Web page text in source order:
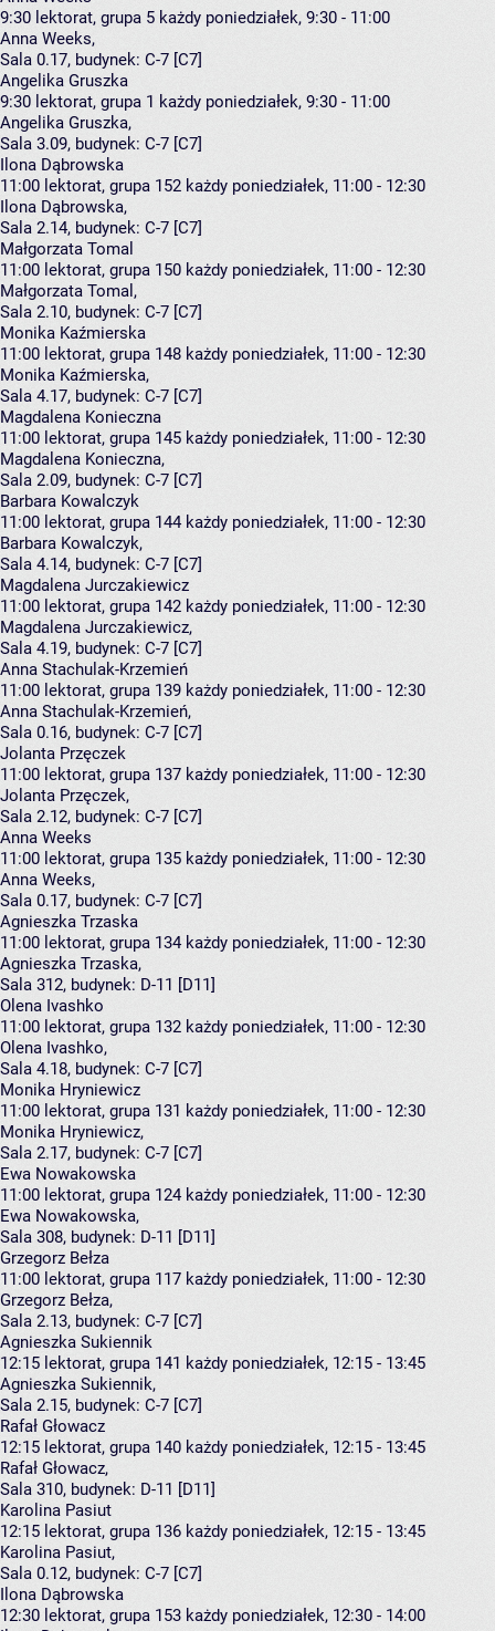
9:30 lektorat, grupa 5 każdy poniedziałek, 9:30 - 11:00
Anna Weeks,
Sala 0.17, budynek: C-7 [C7]
Angelika Gruszka
9:30 lektorat, grupa 1 każdy poniedziałek, 9:30 - 11:00
Angelika Gruszka,
Sala 3.09, budynek: C-7 [C7]
Ilona Dąbrowska
11:00 lektorat, grupa 152 każdy poniedziałek, 11:00 - 12:30
Ilona Dąbrowska,
Sala 2.14, budynek: C-7 [C7]
Małgorzata Tomal
11:00 lektorat, grupa 150 każdy poniedziałek, 11:00 - 12:30
Małgorzata Tomal ,
Sala 2.10, budynek: C-7 [C7]
Monika Kaźmierska
11:00 lektorat, grupa 148 każdy poniedziałek, 11:00 - 12:30
Monika Kaźmierska,
Sala 4.17, budynek: C-7 [C7]
Magdalena Konieczna
11:00 lektorat, grupa 145 każdy poniedziałek, 11:00 - 12:30
Magdalena Konieczna,
Sala 2.09, budynek: C-7 [C7]
Barbara Kowalczyk
11:00 lektorat, grupa 144 każdy poniedziałek, 11:00 - 12:30
Barbara Kowalczyk,
Sala 4.14, budynek: C-7 [C7]
Magdalena Jurczakiewicz
11:00 lektorat, grupa 142 każdy poniedziałek, 11:00 - 12:30
Magdalena Jurczakiewicz,
Sala 4.19, budynek: C-7 [C7]
Anna Stachulak-Krzemień
11:00 lektorat, grupa 139 każdy poniedziałek, 11:00 - 12:30
Anna Stachulak-Krzemień,
Sala 0.16, budynek: C-7 [C7]
Jolanta Przęczek
11:00 lektorat, grupa 137 każdy poniedziałek, 11:00 - 12:30
Jolanta Przęczek,
Sala 2.12, budynek: C-7 [C7]
Anna Weeks
11:00 lektorat, grupa 135 każdy poniedziałek, 11:00 - 12:30
Anna Weeks,
Sala 0.17, budynek: C-7 [C7]
Agnieszka Trzaska
11:00 lektorat, grupa 134 każdy poniedziałek, 11:00 - 12:30
Agnieszka Trzaska,
Sala 312, budynek: D-11 [D11]
Olena Ivashko
11:00 lektorat, grupa 132 każdy poniedziałek, 11:00 - 12:30
Olena Ivashko,
Sala 4.18, budynek: C-7 [C7]
Monika Hryniewicz
11:00 lektorat, grupa 131 każdy poniedziałek, 11:00 - 12:30
Monika Hryniewicz,
Sala 2.17, budynek: C-7 [C7]
Ewa Nowakowska
11:00 lektorat, grupa 124 każdy poniedziałek, 11:00 - 12:30
Ewa Nowakowska,
Sala 308, budynek: D-11 [D11]
Grzegorz Bełza
11:00 lektorat, grupa 117 każdy poniedziałek, 11:00 - 12:30
Grzegorz Bełza,
Sala 2.13, budynek: C-7 [C7]
Agnieszka Sukiennik
12:15 lektorat, grupa 141 każdy poniedziałek, 12:15 - 13:45
Agnieszka Sukiennik,
Sala 2.15, budynek: C-7 [C7]
Rafał Głowacz
12:15 lektorat, grupa 140 każdy poniedziałek, 12:15 - 13:45
Rafał Głowacz,
Sala 310, budynek: D-11 [D11]
Karolina Pasiut
12:15 lektorat, grupa 136 każdy poniedziałek, 12:15 - 13:45
Karolina Pasiut,
Sala 0.12, budynek: C-7 [C7]
Ilona Dąbrowska
12:30 lektorat, grupa 153 każdy poniedziałek, 12:30 - 14:00